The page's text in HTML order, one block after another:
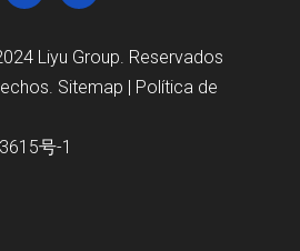
Liyu Group. Reservados
Sitemap
Política de
号-1